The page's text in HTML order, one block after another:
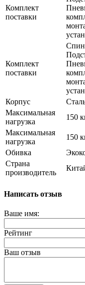
Комплект
поставки
Комплект
поставки
Корпус
Максимальная
нагрузка
150
Максимальная
нагрузка
150
Обивка
Страна
производитель
Написать отзыв
Ваше имя:
Рейтинг
Ваш отзыв